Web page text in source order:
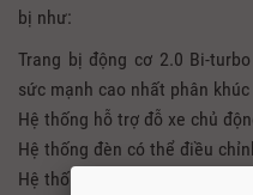
bị như:
Trang bị động cơ 2.0 Bi-
sức mạnh cao nhất phân
Hệ thống hỗ trợ đỗ xe chủ
Hệ thống đèn có thể điều
Hệ thống kiểm soát giảm thiểu